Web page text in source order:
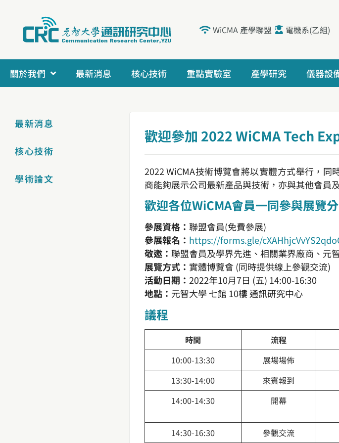
WiCMA 產學聯盟 電機系(乙組)
關於我們 最新消息 核心技術 重點實驗室 產學研究 儀器設
最新消息
核心技術
學術論文
歡迎參加 2022 WiCMA Tech
2022 WiCMA技術博覽會將以實體方式舉行，
商能夠展示公司最新產品與技術，亦與其他會員
歡迎各位WiCMA會員一同參與展覽
參展資格： 聯盟會員(免費參展)
參展報名： https://forms.gle/
敬邀： 聯盟會員及學界先進、相關業界廠商、元
展覽方式： 實體博覽會 (同時提供線上參觀交流)
活動日期： 2022年10月7日 (五) 14:00-16:30
地點： 元智大學 七館 10樓 通訊研究中心
議程
時間 流程
10:00-13:30
展場場佈
13:30-14:00
來賓報到
14:00-14:30
開幕
14:30-16:30
參觀交流